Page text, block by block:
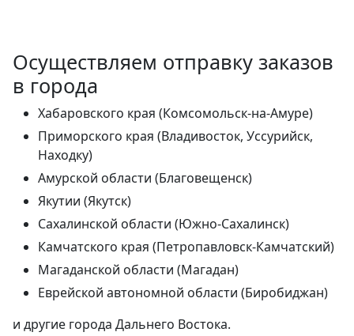
Осуществляем отправку заказов
в города
Хабаровского края (Комсомольск-на-Амуре)
Приморского края (Владивосток, Уссурийск,
Находку)
Амурской области (Благовещенск)
Якутии (Якутск)
Сахалинской области (Южно-Сахалинск)
Камчатского края (Петропавловск-Камчатский)
Магаданской области (Магадан)
Еврейской автономной области (Биробиджан)
и другие города Дальнего Востока.